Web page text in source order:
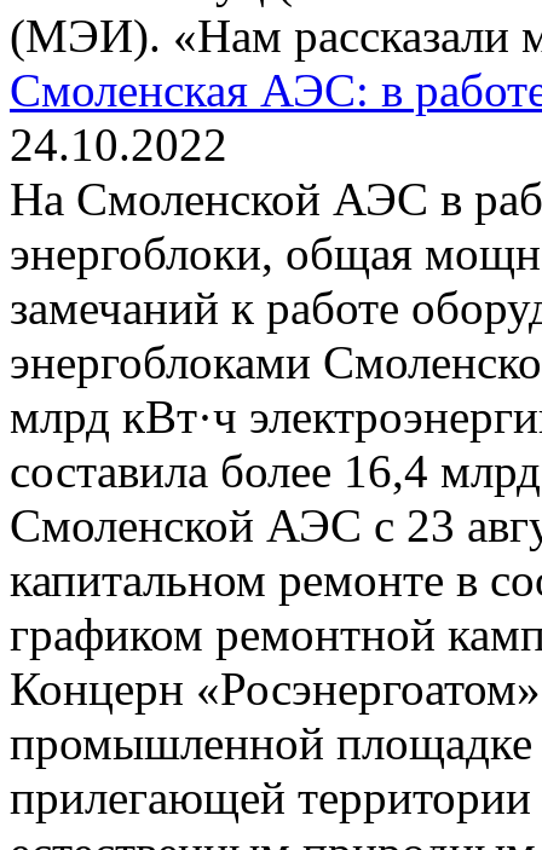
(МЭИ). «Нам рассказали
Смоленская АЭС: в
24.10.2022
На Смоленской АЭС в
энергоблоки, общая
замечаний к работе
энергоблоками
млрд кВт·ч
составила более 16,4
Смоленской АЭС с 23
капитальном ремонте в
графиком ремонтной
Концерн
промышленной
прилегающей территории